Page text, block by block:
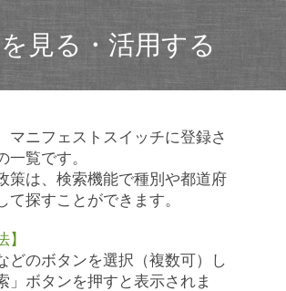
見る・活用する
マニフェストスイッチに登録さ
一覧です。
策は、検索機能で種別や都道府
て探すことができます。
】
どのボタンを選択（複数可）し
」ボタンを押すと表示されま